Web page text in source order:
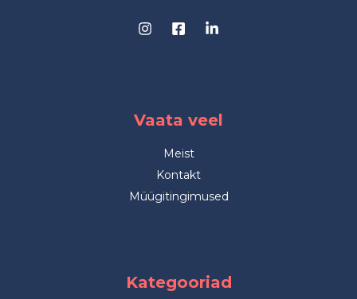
Vaata veel
Meist
Kontakt
Müügitingimused
Kategooriad